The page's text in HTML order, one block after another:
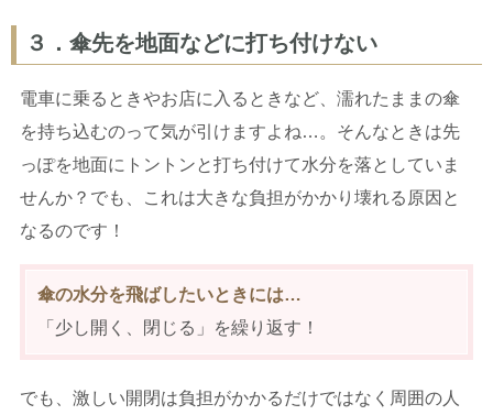
３．傘先を地面などに打ち付けない
電車に乗るときやお店に入るときなど、濡れたままの傘
を持ち込むのって気が引けますよね…。そんなときは先
っぽを地面にトントンと打ち付けて水分を落としていま
せんか？でも、これは大きな負担がかかり壊れる原因と
なるのです！
傘の水分を飛ばしたいときには…
「少し開く、閉じる」を繰り返す！
でも、激しい開閉は負担がかかるだけではなく周囲の人